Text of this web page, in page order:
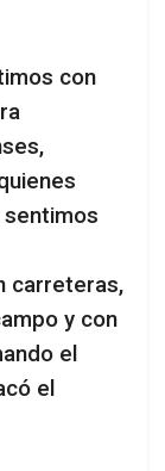
con
sentimos
carreteras,
y con
el
el